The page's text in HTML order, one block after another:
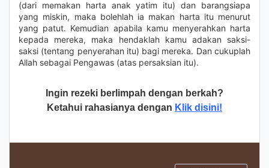
(dari memakan harta anak yatim itu) dan barangsiapa
yang miskin, maka bolehlah ia makan harta itu menurut
yang patut. Kemudian apabila kamu menyerahkan harta
kepada mereka, maka hendaklah kamu adakan saksi-
saksi (tentang penyerahan itu) bagi mereka. Dan cukuplah
Allah sebagai Pengawas (atas persaksian itu).
Ingin rezeki berlimpah dengan berkah?
Ketahui rahasianya dengan Klik disini!